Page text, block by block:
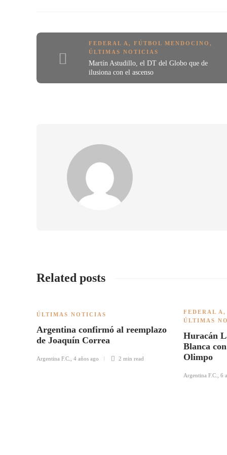
FEDERAL A,FÚTBOL MENDOCINO,
ÚLTIMAS NOTICIAS
Martín Astudillo, el DT del Globo que de
ilusiona con el ascenso
Related posts
ÚLTIMAS NOTICIAS
Argentina confirmó al reemplazo
de Joaquín Correa
Argentina F.C. 4 años ago 2 min read
FEDERAL A ,
ÚLTIMAS
Huracán
Blanca
Olimpo
Argentina F.C. 6